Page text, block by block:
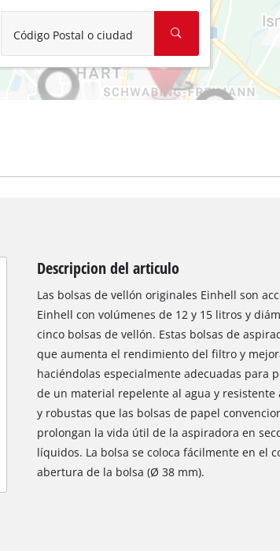
Aspirador de materiales húmedos y
Aspiradoras para cenizas
Más herramientas de limpieza
Hidrolavadoras
Código Postal o ciudad
¡Necesitamos su consentimiento para
Descripcion del articulo
Las bolsas de vellón originales Einhell son
Einhell con volúmenes de 12 y 15 litros y
cinco bolsas de vellón. Estas bolsas de
que aumenta el rendimiento del filtro y
haciéndolas especialmente adecuadas para
de un material repelente al agua y
y robustas que las bolsas de papel
prolongan la vida útil de la aspiradora en
líquidos. La bolsa se coloca fácilmente en el
abertura de la bolsa (Ø 38 mm).